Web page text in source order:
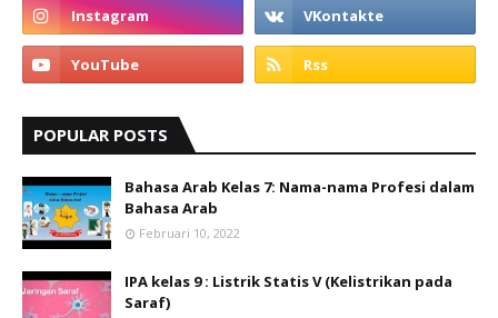
POPULAR POSTS
Bahasa Arab Kelas 7: Nama-nama Profesi dalam
Bahasa Arab
Februari 10, 2022
IPA kelas 9 : Listrik Statis V (Kelistrikan pada
Saraf)